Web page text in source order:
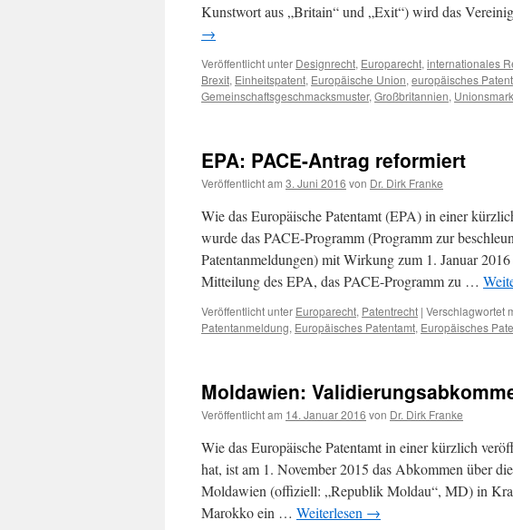
Kunstwort aus „Britain“ und „Exit“) wird das
→
Veröffentlicht unter Designrecht, Europarecht, internationales
Brexit, Einheitspatent, Europäische Union, europäisches Patent
Gemeinschaftsgeschmacksmuster, Großbritannien,
EPA: PACE-Antrag reformiert
Veröffentlicht am 3. Juni 2016 von Dr. Dirk Franke
Wie das Europäische Patentamt (EPA) in einer
wurde das PACE-Programm (Programm zur
Patentanmeldungen) mit Wirkung zum 1. Januar
Mitteilung des EPA, das PACE-Programm zu …
Veröffentlicht unter Europarecht, Patentrecht | Verschlagwortet
Patentanmeldung, Europäisches Patentamt, Europäisches
Moldawien:
Veröffentlicht am 14. Januar 2016 von Dr. Dirk Franke
Wie das Europäische Patentamt in einer kürzlich
hat, ist am 1. November 2015 das Abkommen über
Moldawien (offiziell: „Republik Moldau“, MD) in
Marokko ein … Weiterlesen →